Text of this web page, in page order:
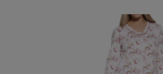
do koszyka